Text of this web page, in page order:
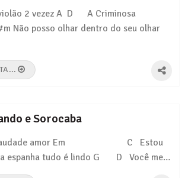
violão 2 vezez A D A Criminosa
olhar dentro do seu olhar
e Sorocaba
amor Em C Estou
espanha tudo é lindo G D Você me…